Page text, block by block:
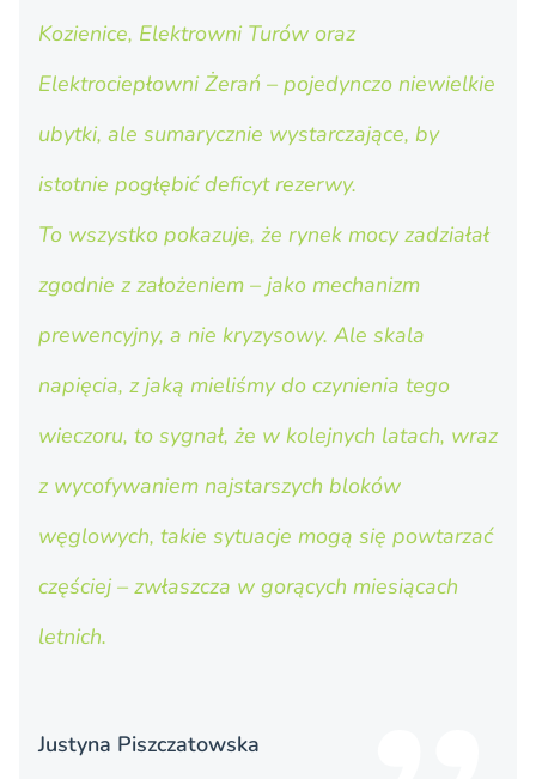
Kozienice, Elektrowni Turów oraz
Elektrociepłowni Żerań – pojedynczo niewielkie
ubytki, ale sumarycznie wystarczające, by
istotnie pogłębić deficyt rezerwy.
To wszystko pokazuje, że rynek mocy zadziałał
zgodnie z założeniem – jako mechanizm
prewencyjny, a nie kryzysowy. Ale skala
napięcia, z jaką mieliśmy do czynienia tego
wieczoru, to sygnał, że w kolejnych latach, wraz
z wycofywaniem najstarszych bloków
węglowych, takie sytuacje mogą się powtarzać
częściej – zwłaszcza w gorących miesiącach
letnich.
Justyna Piszczatowska